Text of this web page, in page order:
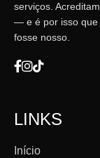
serviços.
— e é por isso que
fosse nosso.
LINKS
Início